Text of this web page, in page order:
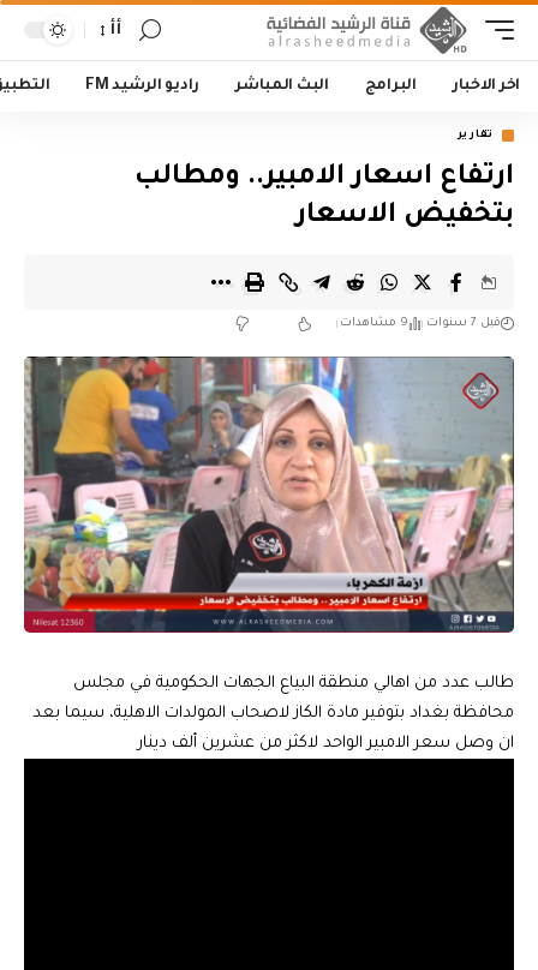
أأ
اخر الاخبار البرامج البث المباشر راديو الرشيد FM
تقارير
ارتفاع اسعار الامبير.. ومطالب
بتخفيض الاسعار
قبل 7 سنوات 9 مشاهدات
طالب عدد من اهالي منطقة البياع الجهات الحكومية في مجلس
محافظة بغداد بتوفير مادة الكاز لاصحاب المولدات الاهلية، سيما بعد
ان وصل سعر الامبير الواحد لاكثر من عشرين ألف دينار